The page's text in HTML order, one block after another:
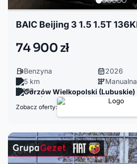
74 900 zł
Benzyna
2026
5 km
Manualna
Gorzów Wielkopolski (Lubuskie)
Zobacz oferty: